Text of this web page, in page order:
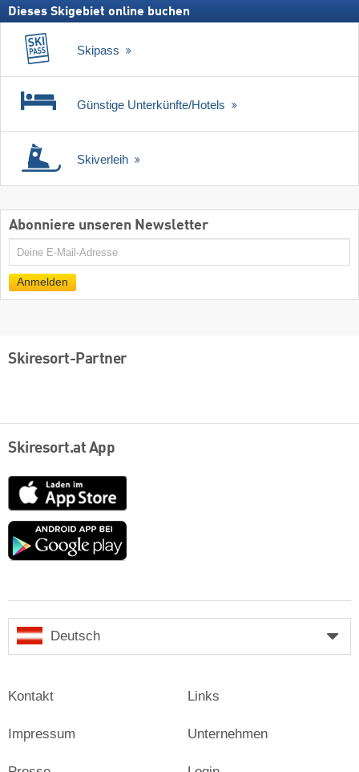
Dieses Skigebiet online buchen
Skipass
Günstige Unterkünfte/Hotels
Skiverleih
Abonniere unseren Newsletter
E-
Anmelden
Skiresort-Partner
Skiresort.at App
App
Store
Google
Deutsch
Kontakt
Impressum
Links
Unternehmen